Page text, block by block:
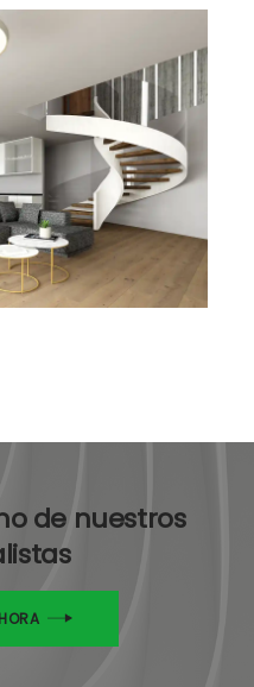
de nuestros